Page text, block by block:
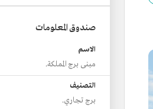
صندوق المعلومات
الاسم
مبنى برج المملكة.
التصنيف
برج تجاري.